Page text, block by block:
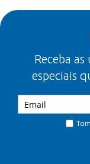
Receba
especiais